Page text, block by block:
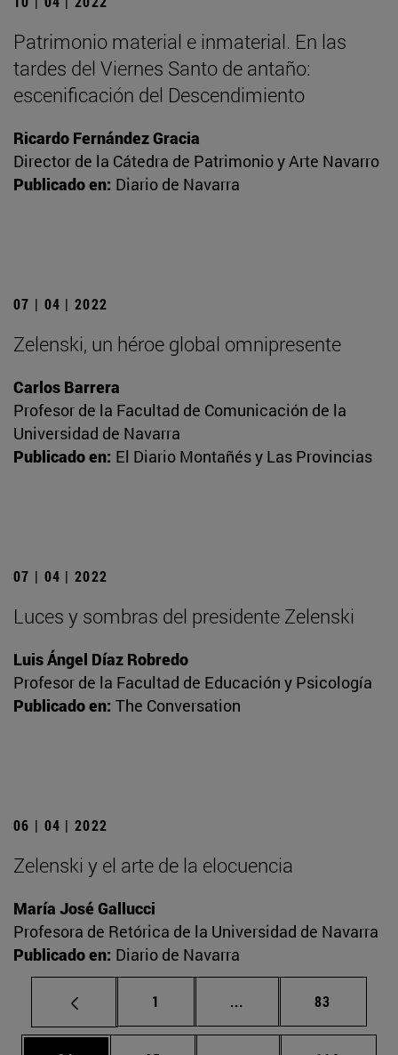
Patrimonio material e inmaterial. En las
tardes del Viernes Santo de antaño:
escenificación del Descendimiento
Ricardo Fernández Gracia
Director de la Cátedra de Patrimonio y Arte Navarro
Publicado en: Diario de Navarra
07 | 04 | 2022
Zelenski, un héroe global omnipresente
Carlos Barrera
Profesor de la Facultad de Comunicación de la
Universidad de Navarra
Publicado en: El Diario Montañés y Las Provincias
07 | 04 | 2022
Luces y sombras del presidente Zelenski
Luis Ángel Díaz Robredo
Profesor de la Facultad de Educación y Psicología
Publicado en: The Conversation
06 | 04 | 2022
Zelenski y el arte de la elocuencia
María José Gallucci
Profesora de Retórica de la Universidad de Navarra
Publicado en: Diario de Navarra
Página
1 ... Páginas intermedias
Página
83